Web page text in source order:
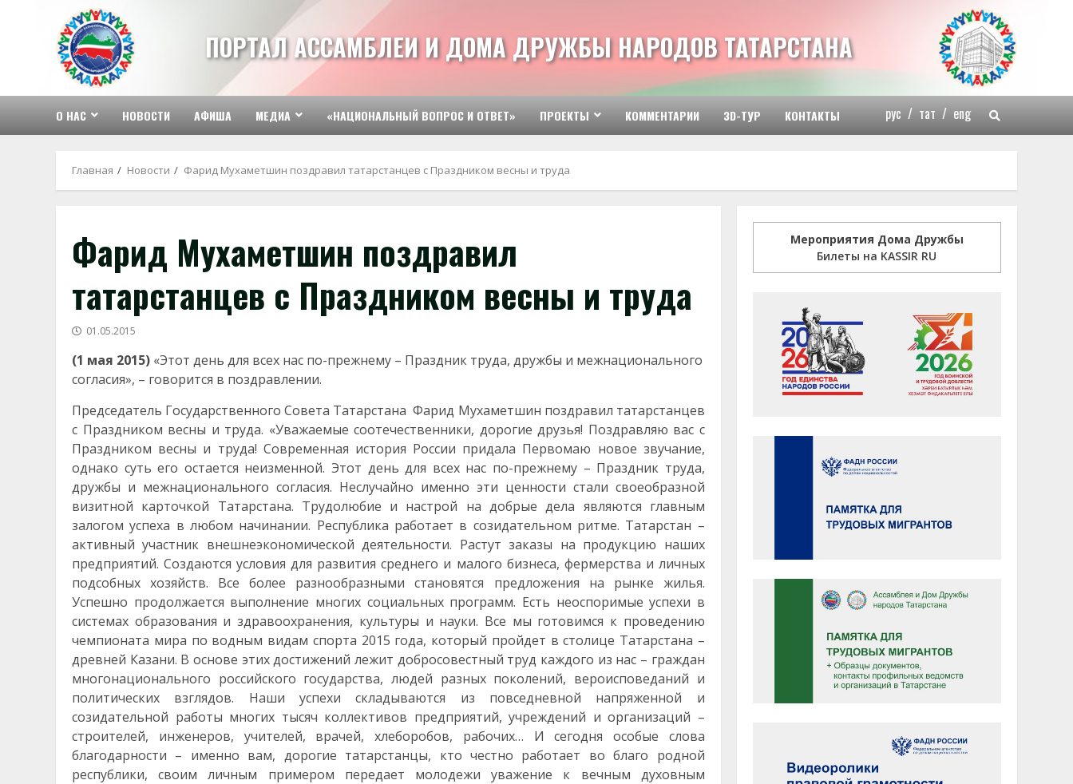
содержимому
ПОРТАЛ АССАМБЛЕИ И ДОМА ДРУЖБЫ НАРОДОВ ТАТАРСТАНА
О НАС НОВОСТИ АФИША МЕДИА «НАЦИОНАЛЬНЫЙ ВОПРОС И ОТВЕТ» ПРОЕКТЫ КОММЕНТАРИИ 3D-ТУР КОНТАКТЫ рус / тат / eng
Главная Новости Фарид Мухаметшин поздравил татарстанцев с Праздником весны и труда
Фарид Мухаметшин поздравил
татарстанцев с Праздником весны и труда
01.05.2015
(1 мая 2015) «Этот день для всех нас по-прежнему – Праздник труда, дружбы и межнационального
согласия», – говорится в поздравлении.
Председатель Государственного Совета Татарстана Фарид Мухаметшин поздравил татарстанцев
с Праздником весны и труда. «Уважаемые соотечественники, дорогие друзья! Поздравляю вас с
Праздником весны и труда! Современная история России придала Первомаю новое звучание,
однако суть его остается неизменной. Этот день для всех нас по-прежнему – Праздник труда,
дружбы и межнационального согласия. Неслучайно именно эти ценности стали своеобразной
визитной карточкой Татарстана. Трудолюбие и настрой на добрые дела являются главным
залогом успеха в любом начинании. Республика работает в созидательном ритме. Татарстан –
активный участник внешнеэкономической деятельности. Растут заказы на продукцию наших
предприятий. Создаются условия для развития среднего и малого бизнеса, фермерства и личных
подсобных хозяйств. Все более разнообразными становятся предложения на рынке жилья.
Успешно продолжается выполнение многих социальных программ. Есть неоспоримые успехи в
системах образования и здравоохранения, культуры и науки. Все мы готовимся к проведению
чемпионата мира по водным видам спорта 2015 года, который пройдет в столице Татарстана –
древней Казани. В основе этих достижений лежит добросовестный труд каждого из нас – граждан
многонационального российского государства, людей разных поколений, вероисповеданий и
политических взглядов. Наши успехи складываются из повседневной напряженной и
созидательной работы многих тысяч коллективов предприятий, учреждений и организаций –
строителей, инженеров, учителей, врачей, хлеборобов, рабочих… И сегодня особые слова
благодарности – именно вам, дорогие татарстанцы, кто честно работает во благо родной
республики, своим личным примером передает молодежи уважение к вечным духовным
Мероприятия Дома Дружбы
Билеты на KASSIR RU